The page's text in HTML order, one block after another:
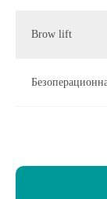
Brow lift